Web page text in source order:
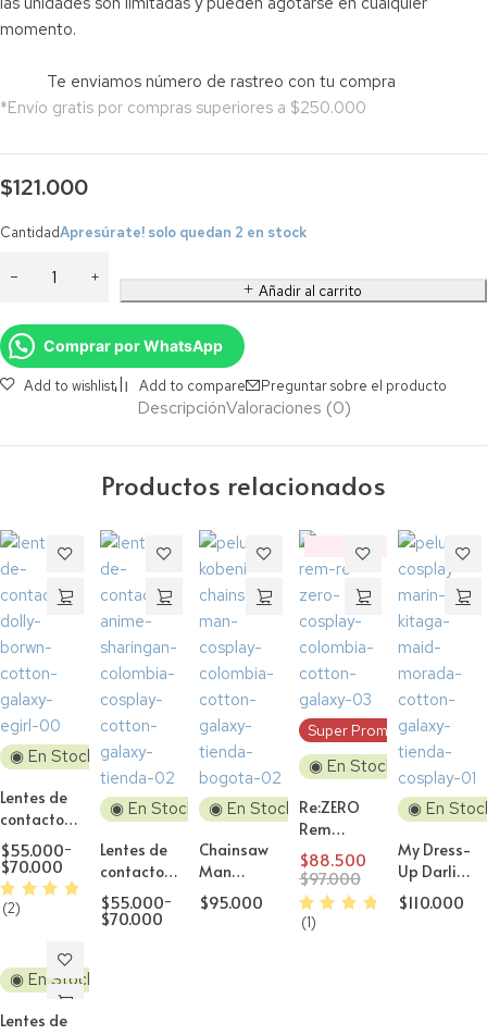
momento.
Te enviamos número de rastreo con tu compra
*Envío gratis por compras superiores a $250.000
$121.000
CantidadApresúrate! solo quedan 2 en stock
Añadir al carrito
Comprar por WhatsApp
Add to wishlist Add to compare Preguntar sobre el producto
DescripciónValoraciones (0)
Productos relacionados
◉ En Stock
Lentes de
contacto
Cosplay
Natural
Dolly
Brown H2
$55.000-
$70.000
(2)
◉ En Stock
Lentes de
contacto
Cosplay
Sharingan
$55.000-
$70.000
◉ En Stock
Chainsaw
Man
Kobeni
Higashiyama
$95.000
Super Promo!
◉ En Stock
Descuento
Re:ZERO
Rem
Peluca
Cosplay
$97.000
$88.500
(1)
◉ En
My Dress-
Up Darling
Marin
Kitagawa
$110.000
◉ En Stock
Lentes de